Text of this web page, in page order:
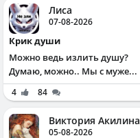
Лиса
07-08-2026
Крик души
Можно ведь излить душу?
Думаю, можно.. Мы с муже...
4 84
Виктория Акилина
05-08-2026